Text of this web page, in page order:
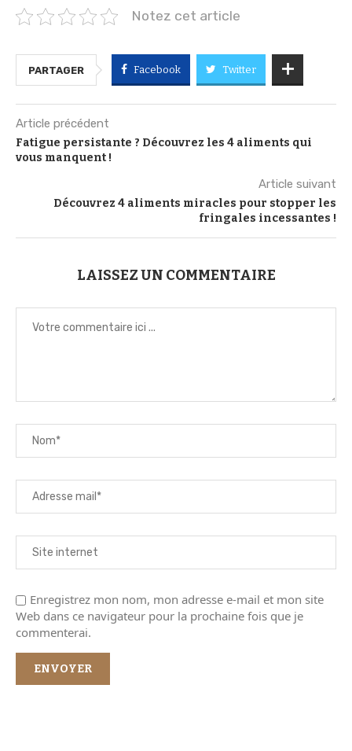
Notez cet article
PARTAGER Facebook Twitter
Article précédent
Fatigue persistante ? Découvrez les 4 aliments qui
vous manquent !
Article suivant
Découvrez 4 aliments miracles pour stopper les
fringales incessantes !
LAISSEZ UN COMMENTAIRE
Enregistrez mon nom, mon adresse e-mail et mon site
Web dans ce navigateur pour la prochaine fois que je
commenterai.